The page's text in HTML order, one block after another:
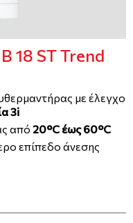
18 ST Trend
με έλεγχο
3i
από 20°C έως 60°C
επίπεδο άνεσης